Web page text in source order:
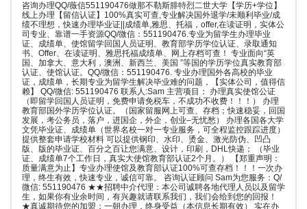
咨询办理QQ/薇信551190476做那不勒斯腓特烈二世大学【学历+学位】
线上办理【留信认证】100%真实可查,专业解决国外退学/未顺利毕业/成
绩不理想，快速办理毕业证||成绩单,雅思、托福，offer,在读证明，实体公
司专业、靠谱一手资源QQ/微信：551190476.专业为留学生办理毕业
证、成绩单、使馆留学回国人员证明、教育部学历学位认证、录取通知
书、Offer、在读证明、雅思托福成绩单、网上存档可查！ 专业面向“英
国、加拿大、意大利，澳洲、新西兰、美国 ”等国的学历学位真实教育部
认证、使馆认证。QQ/微信：551190476. 专业办理国外各高校的毕业
证，成绩单，长期专业为留学生解决毕业难的问题，【实体公司，值得信
赖】 QQ/微信: 551190476 联系人:Sam 主营项目： 办理真实使馆公证
（即留学回国人员证明，免费申请免税车，不成功不收费！！！） 办理
教育部国外学历学位认证。（国家留服网上可查、存档；快速稳妥，回国
发展，考公务员，落户，进国企，外企，创业–无忧愁） 办理各国各大学
文凭毕业证、成绩单（世界名校一对一专业服务，可全程监控跟踪进度）
提供整套申请学校材料 可以提供钢印、水印、烫金、激光防伪、凹凸
版、版的毕业证、百分之百让您满意、设计，印刷，DHL快递； （毕业
证、成绩单7个工作日，真实大使馆教育部认证2个月。） 【郑重声明：
质量满意为止】专业办理使馆及教育部认证100%可查存档！！！一次办
理，终生有效，快速专业，诚信可靠。 咨询认证顾问 Sam为您服务：Q/
微信: 551190476 ★★招聘中介代理：本公司诚聘各地代理人员以及留学
生，如果你有业余时间，有兴趣就请联系我们，我们会给到您的回报！
★真诚期待您的加盟：一朝办理，终身受益（本信息长期有效） 实在办